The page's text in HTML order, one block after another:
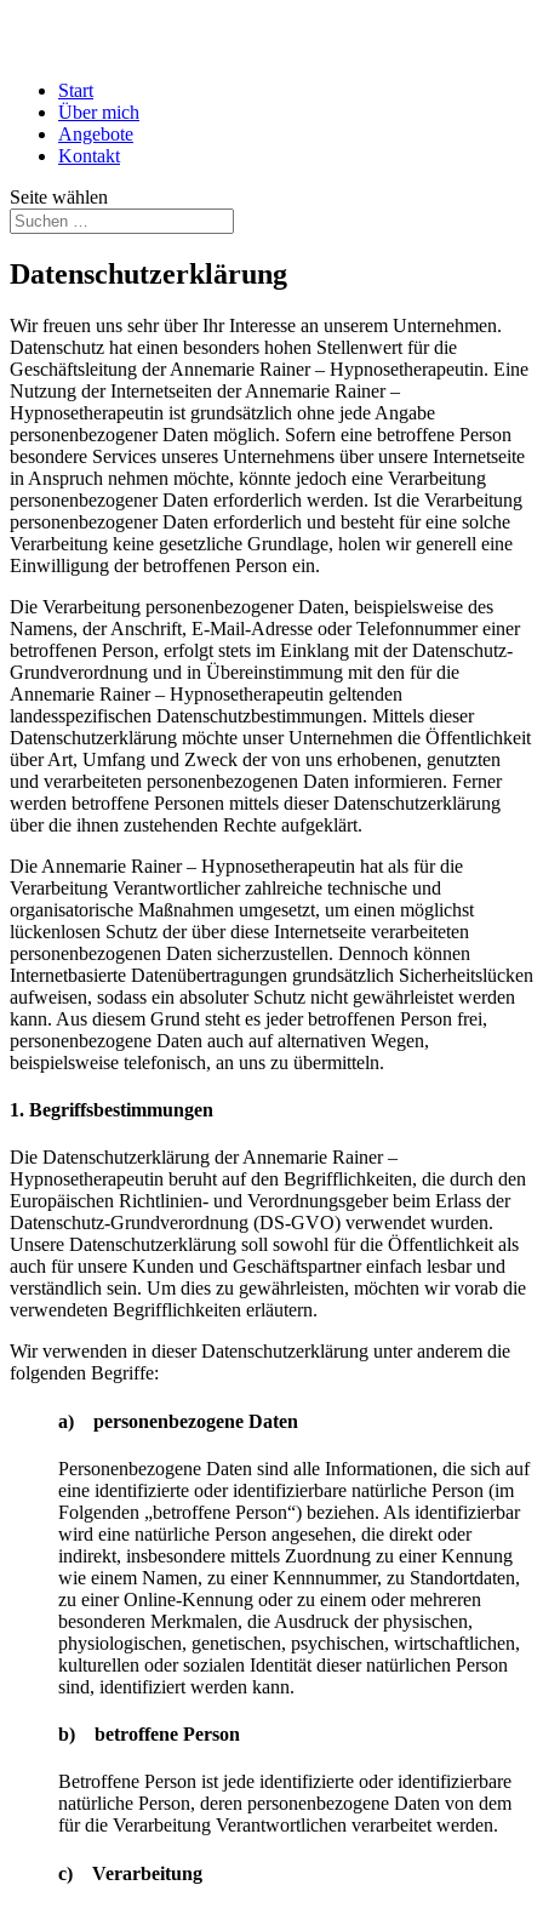
Start
Über mich
Angebote
Kontakt
Seite wählen
Datenschutzerklärung
Wir freuen uns sehr über Ihr Interesse an unserem Unternehmen.
Datenschutz hat einen besonders hohen Stellenwert für die
Geschäftsleitung der Annemarie Rainer – Hypnosetherapeutin. Eine
Nutzung der Internetseiten der Annemarie Rainer –
Hypnosetherapeutin ist grundsätzlich ohne jede Angabe
personenbezogener Daten möglich. Sofern eine betroffene Person
besondere Services unseres Unternehmens über unsere Internetseite
in Anspruch nehmen möchte, könnte jedoch eine Verarbeitung
personenbezogener Daten erforderlich werden. Ist die Verarbeitung
personenbezogener Daten erforderlich und besteht für eine solche
Verarbeitung keine gesetzliche Grundlage, holen wir generell eine
Einwilligung der betroffenen Person ein.
Die Verarbeitung personenbezogener Daten, beispielsweise des
Namens, der Anschrift, E-Mail-Adresse oder Telefonnummer einer
betroffenen Person, erfolgt stets im Einklang mit der Datenschutz-
Grundverordnung und in Übereinstimmung mit den für die
Annemarie Rainer – Hypnosetherapeutin geltenden
landesspezifischen Datenschutzbestimmungen. Mittels dieser
Datenschutzerklärung möchte unser Unternehmen die Öffentlichkeit
über Art, Umfang und Zweck der von uns erhobenen, genutzten
und verarbeiteten personenbezogenen Daten informieren. Ferner
werden betroffene Personen mittels dieser Datenschutzerklärung
über die ihnen zustehenden Rechte aufgeklärt.
Die Annemarie Rainer – Hypnosetherapeutin hat als für die
Verarbeitung Verantwortlicher zahlreiche technische und
organisatorische Maßnahmen umgesetzt, um einen möglichst
lückenlosen Schutz der über diese Internetseite verarbeiteten
personenbezogenen Daten sicherzustellen. Dennoch können
Internetbasierte Datenübertragungen grundsätzlich Sicherheitslücken
aufweisen, sodass ein absoluter Schutz nicht gewährleistet werden
kann. Aus diesem Grund steht es jeder betroffenen Person frei,
personenbezogene Daten auch auf alternativen Wegen,
beispielsweise telefonisch, an uns zu übermitteln.
1. Begriffsbestimmungen
Die Datenschutzerklärung der Annemarie Rainer –
Hypnosetherapeutin beruht auf den Begrifflichkeiten, die durch den
Europäischen Richtlinien- und Verordnungsgeber beim Erlass der
Datenschutz-Grundverordnung (DS-GVO) verwendet wurden.
Unsere Datenschutzerklärung soll sowohl für die Öffentlichkeit als
auch für unsere Kunden und Geschäftspartner einfach lesbar und
verständlich sein. Um dies zu gewährleisten, möchten wir vorab die
verwendeten Begrifflichkeiten erläutern.
Wir verwenden in dieser Datenschutzerklärung unter anderem die
folgenden Begriffe:
a) personenbezogene Daten
Personenbezogene Daten sind alle Informationen, die sich auf
eine identifizierte oder identifizierbare natürliche Person (im
Folgenden „betroffene Person“) beziehen. Als identifizierbar
wird eine natürliche Person angesehen, die direkt oder
indirekt, insbesondere mittels Zuordnung zu einer Kennung
wie einem Namen, zu einer Kennnummer, zu Standortdaten,
zu einer Online-Kennung oder zu einem oder mehreren
besonderen Merkmalen, die Ausdruck der physischen,
physiologischen, genetischen, psychischen, wirtschaftlichen,
kulturellen oder sozialen Identität dieser natürlichen Person
sind, identifiziert werden kann.
b) betroffene Person
Betroffene Person ist jede identifizierte oder identifizierbare
natürliche Person, deren personenbezogene Daten von dem
für die Verarbeitung Verantwortlichen verarbeitet werden.
c) Verarbeitung